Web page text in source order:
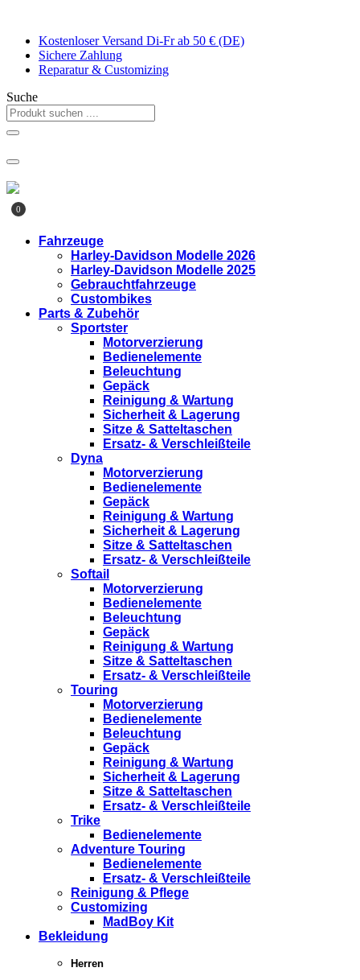
springenKostenloser Versand Di-Fr ab 50 € (DE)
Sichere Zahlung
Reparatur & Customizing
Suche
0
Fahrzeuge
Harley-Davidson Modelle 2026
Harley-Davidson Modelle 2025
Gebrauchtfahrzeuge
Custombikes
Parts & Zubehör
Sportster
Motorverzierung
Bedienelemente
Beleuchtung
Gepäck
Reinigung & Wartung
Sicherheit & Lagerung
Sitze & Satteltaschen
Ersatz- & Verschleißteile
Dyna
Motorverzierung
Bedienelemente
Gepäck
Reinigung & Wartung
Sicherheit & Lagerung
Sitze & Satteltaschen
Ersatz- & Verschleißteile
Softail
Motorverzierung
Bedienelemente
Beleuchtung
Gepäck
Reinigung & Wartung
Sitze & Satteltaschen
Ersatz- & Verschleißteile
Touring
Motorverzierung
Bedienelemente
Beleuchtung
Gepäck
Reinigung & Wartung
Sicherheit & Lagerung
Sitze & Satteltaschen
Ersatz- & Verschleißteile
Trike
Bedienelemente
Adventure Touring
Bedienelemente
Ersatz- & Verschleißteile
Reinigung & Pflege
Customizing
MadBoy Kit
Bekleidung
Herren